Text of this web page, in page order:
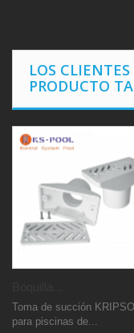
LOS
PRODUCTO
Toma de succión
para piscinas de...